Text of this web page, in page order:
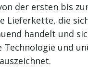
der ersten bis
Lieferkette, die
handelt und
Technologie und